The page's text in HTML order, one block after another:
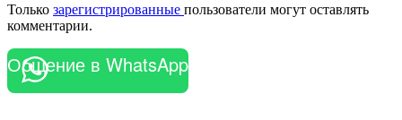
Только зарегистрированные пользователи могут оставлять
комментарии.
Общение в WhatsApp